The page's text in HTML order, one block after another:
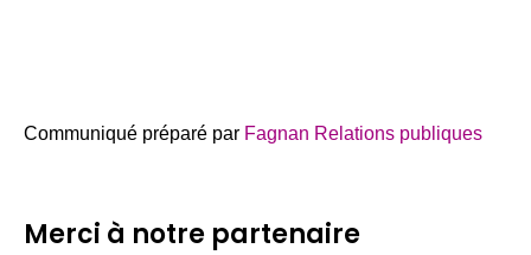
Communiqué préparé par Fagnan Relations publiques
Merci à notre partenaire